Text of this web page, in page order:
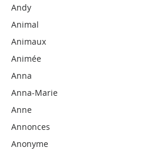
Andy
Animal
Animaux
Animée
Anna
Anna-Marie
Anne
Annonces
Anonyme